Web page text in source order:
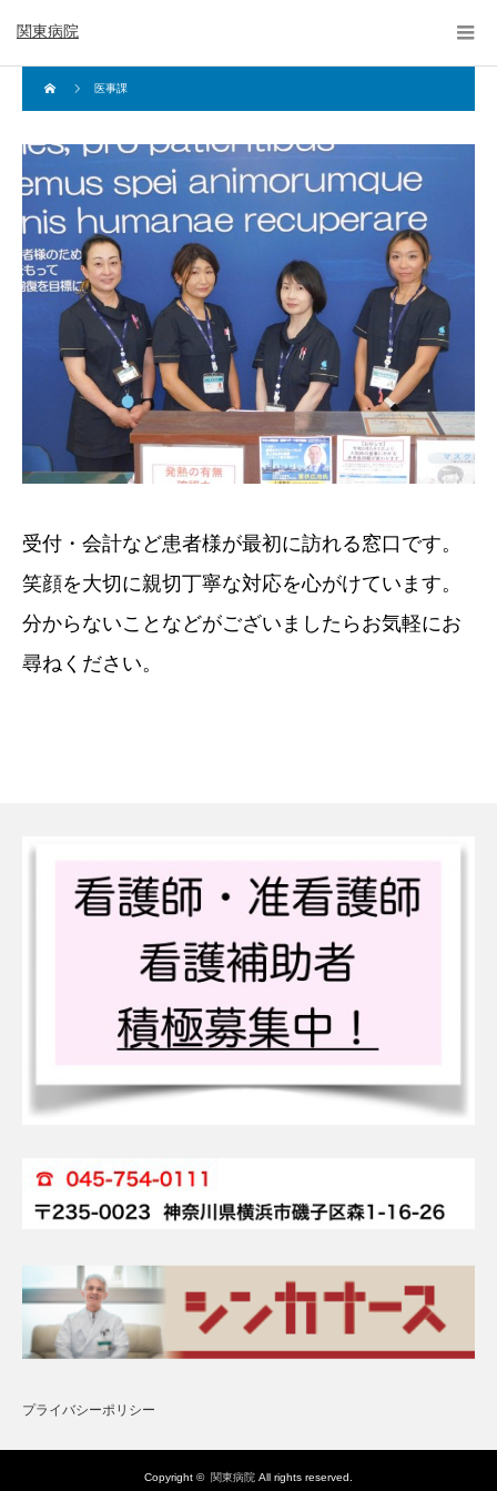
関東病院
医事課
受付・会計など患者様が最初に訪れる窓口です。
笑顔を大切に親切丁寧な対応を心がけています。
分からないことなどがございましたらお気軽にお
尋ねください。
プライバシーポリシー
Copyright © 関東病院 All rights reserved.